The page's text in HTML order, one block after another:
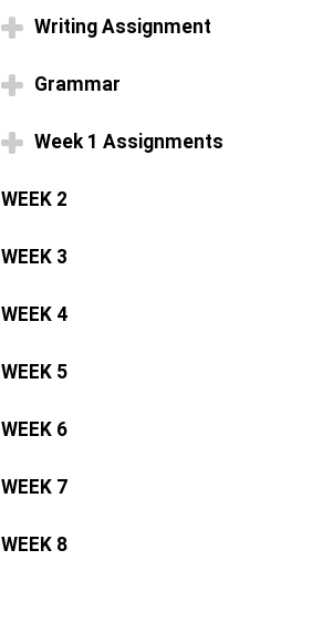
Writing Assignment
Grammar
Week 1 Assignments
WEEK 2
WEEK 3
WEEK 4
WEEK 5
WEEK 6
WEEK 7
WEEK 8